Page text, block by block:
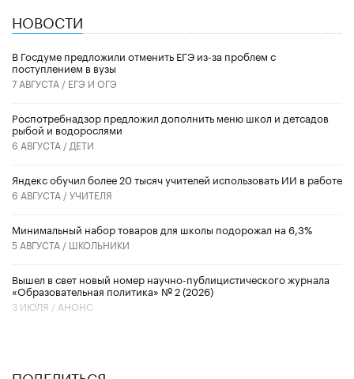
НОВОСТИ
В Госдуме предложили отменить ЕГЭ из-за проблем с
поступлением в вузы
7 АВГУСТА / ЕГЭ И ОГЭ
Роспотребнадзор предложил дополнить меню школ и детсадов
рыбой и водорослями
6 АВГУСТА / ДЕТИ
​Яндекс обучил более 20 тысяч учителей использовать ИИ в работе
6 АВГУСТА /УЧИТЕЛЯ
Минимальный набор товаров для школы подорожал на 6,3%
5 АВГУСТА / ШКОЛЬНИКИ
Вышел в свет новый номер научно-публицистического журнала
«Образовательная политика» № 2 (2026)
3 ИЮЛЯ / АНОНС